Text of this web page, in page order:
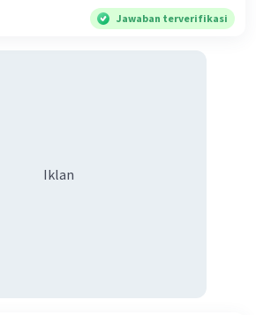
Jawaban terverifikasi
Iklan